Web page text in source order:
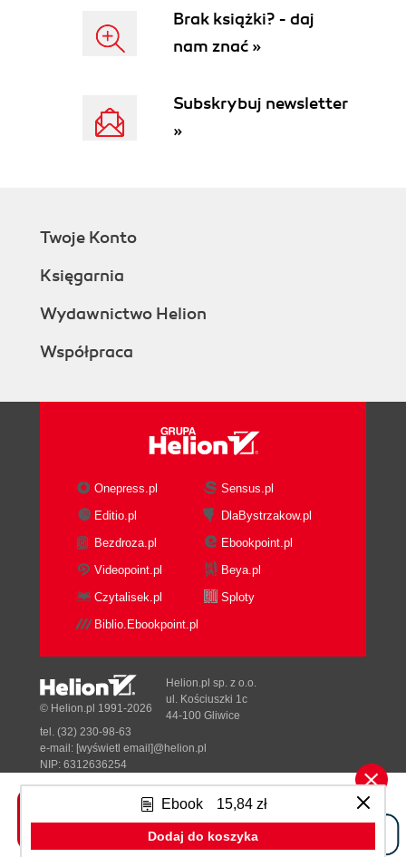
Ebook 15,84 zł
Dodaj do koszyka
Brak książki? - daj
nam znać »
Subskrybuj newsletter
»
Twoje Konto
Księgarnia
Wydawnictwo Helion
Współpraca
Onepress.pl
Sensus.pl
Editio.pl
DlaBystrzakow.pl
Bezdroza.pl
Ebookpoint.pl
Videopoint.pl
Beya.pl
Czytalisek.pl
Sploty
Biblio.Ebookpoint.pl
Tonik.pl
© Helion.pl 1991-2026
Helion.pl sp. z o.o.
ul. Kościuszki 1c
44-100 Gliwice
tel. (32) 230-98-63
e-mail: [wyświetl email]@helion.pl
NIP: 6312636254